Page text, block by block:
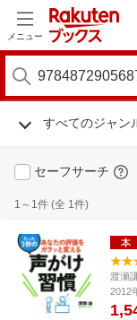
メニュー
すべてのジャン
セーフサーチ
1～1件 (全 1件)
渡瀬
2012